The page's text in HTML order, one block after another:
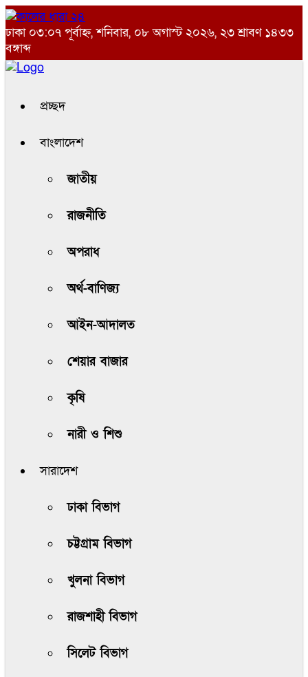
ঢাকা ০৩:০৭ পূর্বাহ্ন, শনিবার, ০৮ অগাস্ট ২০২৬, ২৩ শ্রাবণ ১৪৩৩
বঙ্গাব্দ
প্রচ্ছদ
বাংলাদেশ
জাতীয়
রাজনীতি
অপরাধ
অর্থ-বাণিজ্য
আইন-আদালত
শেয়ার বাজার
কৃষি
নারী ও শিশু
সারাদেশ
ঢাকা বিভাগ
চট্টগ্রাম বিভাগ
খুলনা বিভাগ
রাজশাহী বিভাগ
সিলেট বিভাগ